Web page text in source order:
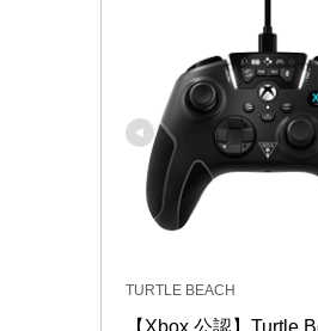
TURTLE BEACH
【Xbox 公認】Turtle